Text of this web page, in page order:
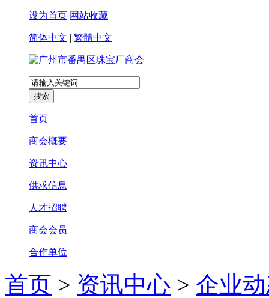
设为首页 网站收藏
简体中文 | 繁體中文
首页
商会概要
资讯中心
供求信息
人才招聘
商会会员
合作单位
首页 > 资讯中心 > 企业